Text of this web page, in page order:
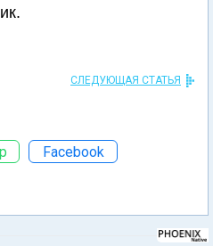
СЛЕДУЮЩАЯ СТАТЬЯ
Facebook